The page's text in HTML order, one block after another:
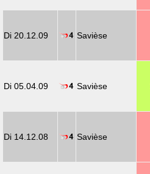
Di 20.12.09 Savièse
Di 05.04.09 Savièse
Di 14.12.08 Savièse